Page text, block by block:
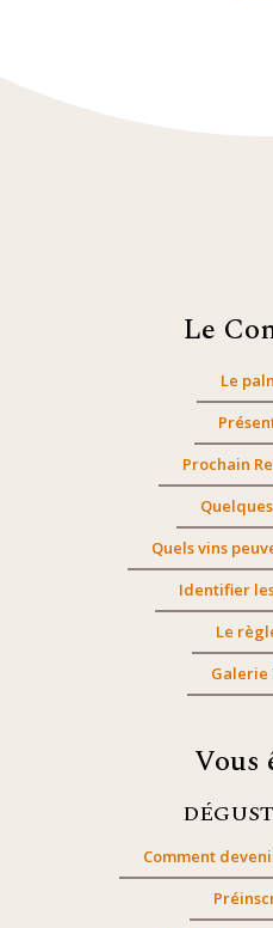
Le
Le
Prochain
Quels vins
Identifier
Le
Galerie
Vous
Comment